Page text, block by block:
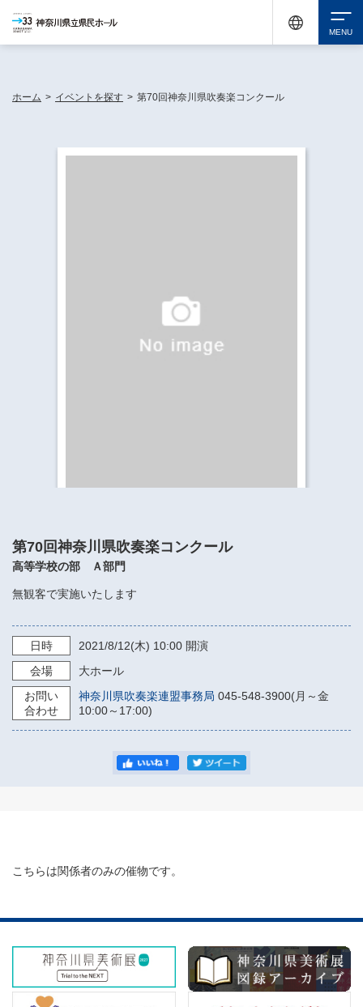
ホーム > イベントを探す > 第70回神奈川県吹奏楽コンクール
第70回神奈川県吹奏楽コンクール
高等学校の部 Ａ部門
無観客で実施いたします
日時 2021/8/12(木) 10:00 開演
会場
大ホール
お問い
合わせ
神奈川県吹奏楽連盟事務局 045-548-3900(月～金
10:00～17:00)
こちらは関係者のみの催物です。